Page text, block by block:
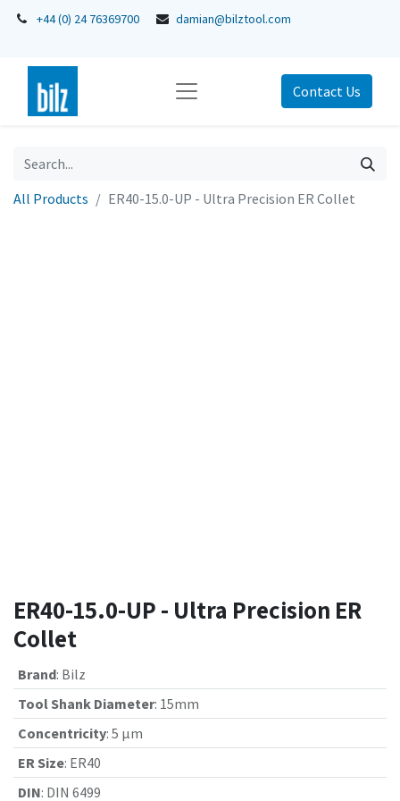
+44 (0) 24 76369700 damian@bilztool.com
Contact Us
All Products ER40-15.0-UP - Ultra Precision ER Collet
ER40-15.0-UP - Ultra Precision ER
Collet
Brand: Bilz
Tool Shank Diameter: 15mm
Concentricity: 5 µm
ER Size: ER40
DIN: DIN 6499